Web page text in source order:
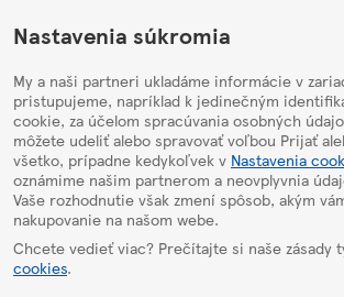
HelpPage
Nastavenia súkromia
My a naši partneri ukladáme informácie v
pristupujeme, napríklad k jedinečným
cookie, za účelom spracúvania osobných
môžete udeliť alebo spravovať voľbou Prijať
všetko, prípadne kedykoľvek v Nastavenia
oznámime našim partnerom a neovplyvnia
Vaše rozhodnutie však zmení spôsob, akým
nakupovanie na našom webe.
Chcete vedieť viac? Prečítajte si naše zásady
cookies.